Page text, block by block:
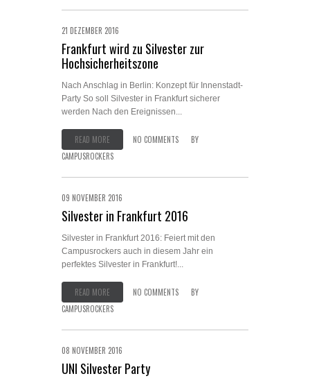
21 DEZEMBER 2016
Frankfurt wird zu Silvester zur
Hochsicherheitszone
Nach Anschlag in Berlin: Konzept für Innenstadt-
Party So soll Silvester in Frankfurt sicherer
werden Nach den Ereignissen...
READ MORE NO COMMENTS
BY
CAMPUSROCKERS
09 NOVEMBER 2016
Silvester in Frankfurt 2016
Silvester in Frankfurt 2016: Feiert mit den
Campusrockers auch in diesem Jahr ein
perfektes Silvester in Frankfurt!...
READ MORE NO COMMENTS
BY
CAMPUSROCKERS
08 NOVEMBER 2016
UNI Silvester Party